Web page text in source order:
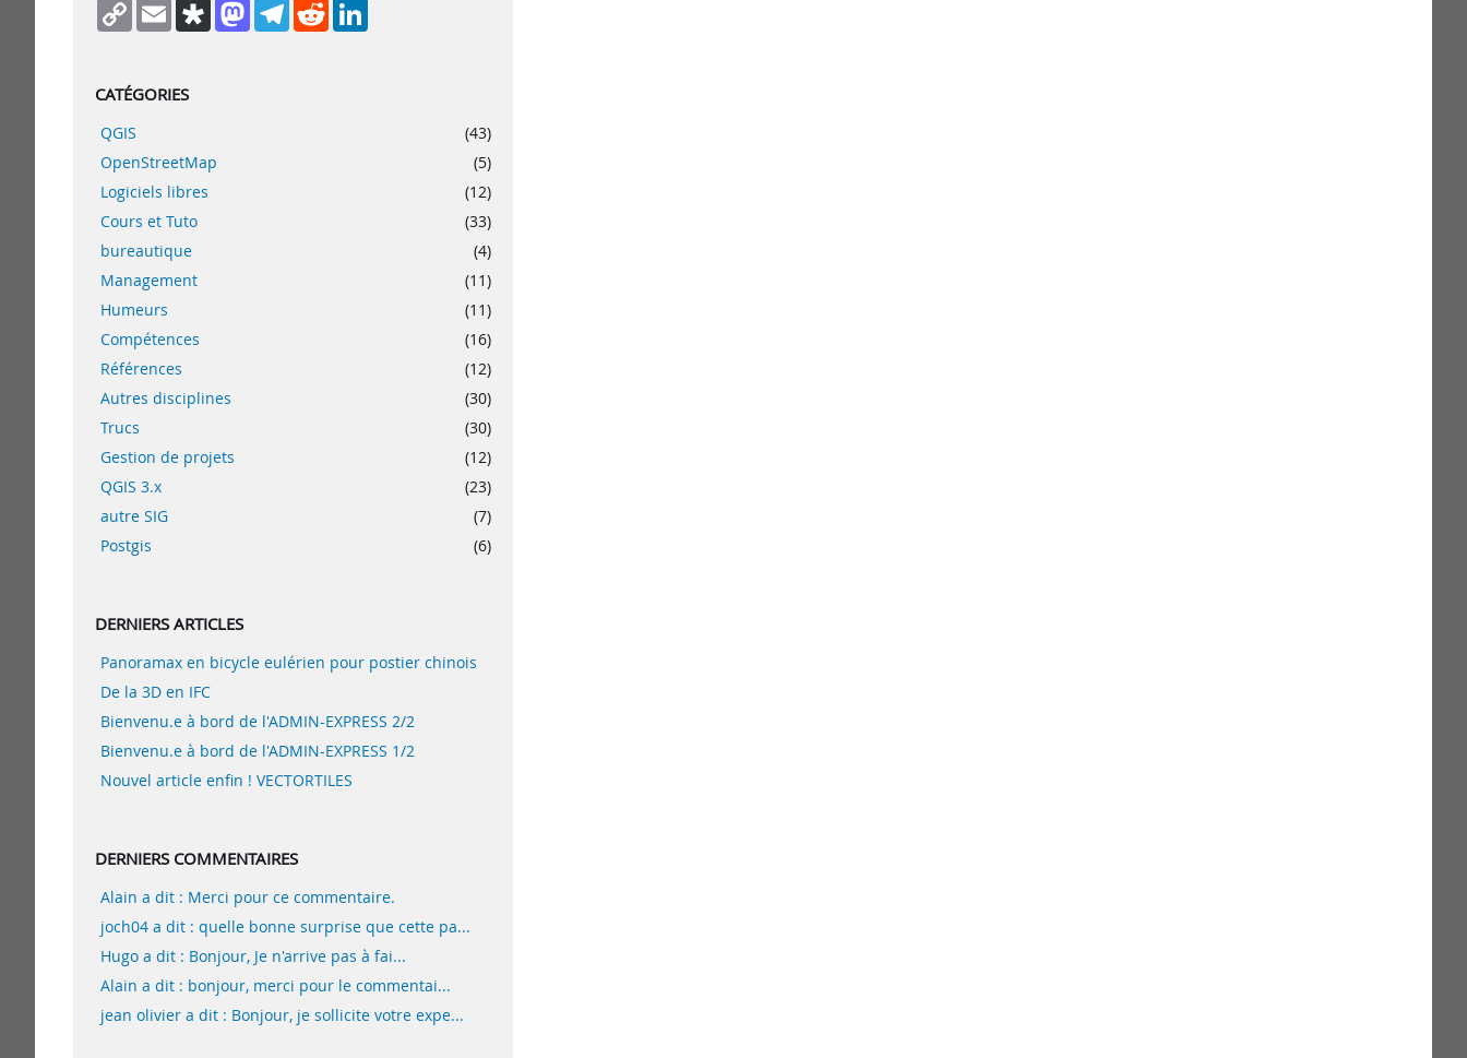
Copy
Link
Email DiasporaMastodonTelegram
Reddit
CATÉGORIES
QGIS
(43)
OpenStreetMap
(5)
Logiciels libres
(12)
Cours et Tuto
(33)
bureautique
(4)
Management
(11)
Humeurs
(11)
Compétences
(16)
Références
(12)
Autres disciplines
(30)
Trucs
(30)
Gestion de projets
(12)
QGIS 3.x
(23)
autre SIG
(7)
Postgis
(6)
DERNIERS ARTICLES
Panoramax en bicycle eulérien pour postier chinois
De la 3D en IFC
Bienvenu.e à bord de l'ADMIN-EXPRESS 2/2
Bienvenu.e à bord de l'ADMIN-EXPRESS 1/2
Nouvel article enfin ! VECTORTILES
DERNIERS COMMENTAIRES
Alain a dit : Merci pour ce commentaire.
joch04 a dit : quelle bonne surprise que cette pa...
Hugo a dit : Bonjour, Je n'arrive pas à fai...
Alain a dit : bonjour, merci pour le commentai...
jean olivier a dit : Bonjour, je sollicite votre expe...